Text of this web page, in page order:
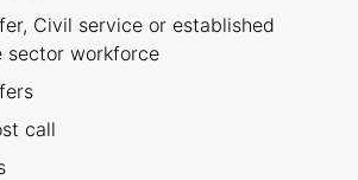
Civil service or established
sector workforce
call